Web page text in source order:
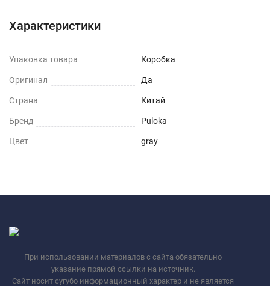
Характеристики
Упаковка товара Коробка
Оригинал Да
Страна Китай
Бренд Puloka
Цвет gray
При использовании материалов с сайта обязательно
указание прямой ссылки на источник.
Сайт носит сугубо информационный характер и не является